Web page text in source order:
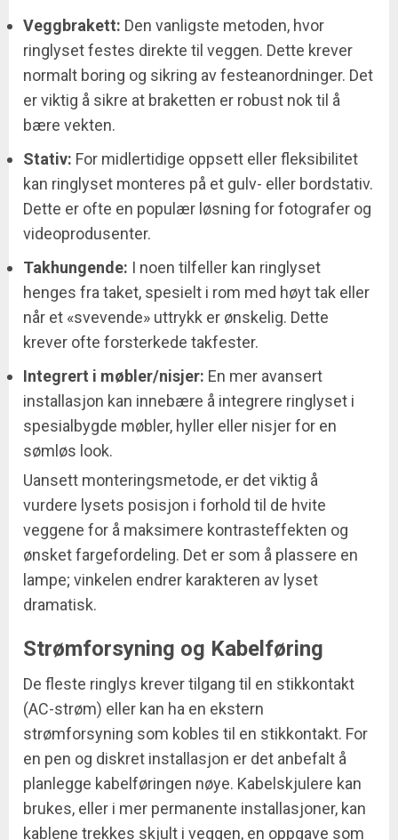
Veggbrakett: Den vanligste metoden, hvor
ringlyset festes direkte til veggen. Dette krever
normalt boring og sikring av festeanordninger. Det
er viktig å sikre at braketten er robust nok til å
bære vekten.
Stativ: For midlertidige oppsett eller fleksibilitet
kan ringlyset monteres på et gulv- eller bordstativ.
Dette er ofte en populær løsning for fotografer og
videoprodusenter.
Takhungende: I noen tilfeller kan ringlyset
henges fra taket, spesielt i rom med høyt tak eller
når et «svevende» uttrykk er ønskelig. Dette
krever ofte forsterkede takfester.
Integrert i møbler/nisjer: En mer avansert
installasjon kan innebære å integrere ringlyset i
spesialbygde møbler, hyller eller nisjer for en
sømløs look.
Uansett monteringsmetode, er det viktig å
vurdere lysets posisjon i forhold til de hvite
veggene for å maksimere kontrasteffekten og
ønsket fargefordeling. Det er som å plassere en
lampe; vinkelen endrer karakteren av lyset
dramatisk.
Strømforsyning og Kabelføring
De fleste ringlys krever tilgang til en stikkontakt
(AC-strøm) eller kan ha en ekstern
strømforsyning som kobles til en stikkontakt. For
en pen og diskret installasjon er det anbefalt å
planlegge kabelføringen nøye. Kabelskjulere kan
brukes, eller i mer permanente installasjoner, kan
kablene trekkes skjult i veggen, en oppgave som